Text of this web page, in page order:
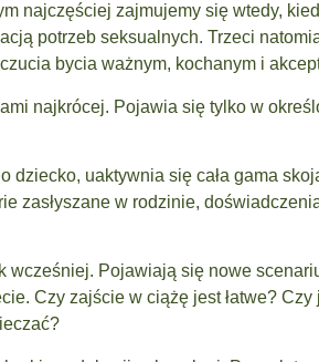
najczęściej zajmujemy się wtedy,
potrzeb seksualnych. Trzeci
bycia ważnym, kochanym i
najkrócej. Pojawia się tylko w
dziecko, uaktywnia się cała gama
zasłyszane w rodzinie,
wcześniej. Pojawiają się nowe
Czy zajście w ciążę jest łatwe?